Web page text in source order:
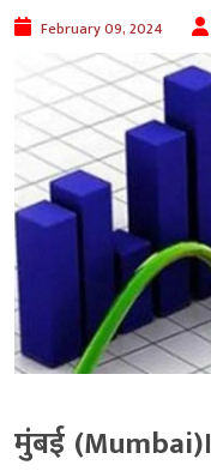
February 09, 2024
मुंबई (Mumbai)।